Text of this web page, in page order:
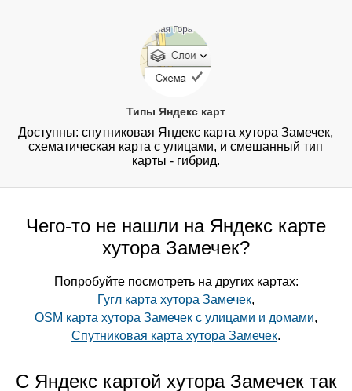
Типы Яндекс карт
Доступны: спутниковая Яндекс карта хутора Замечек,
схематическая карта с улицами, и смешанный тип
карты - гибрид.
Чего-то не нашли на Яндекс карте
хутора Замечек?
Попробуйте посмотреть на других картах:
Гугл карта хутора Замечек,
OSM карта хутора Замечек с улицами и домами,
Спутниковая карта хутора Замечек.
С Яндекс картой хутора Замечек так